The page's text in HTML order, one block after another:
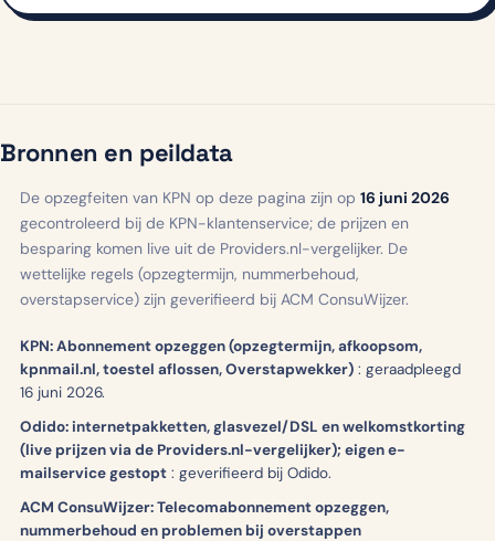
Bronnen en peildata
De opzegfeiten van KPN op deze pagina zijn op 16 juni 2026
gecontroleerd bij de KPN-klantenservice; de prijzen en
besparing komen live uit de Providers.nl-vergelijker. De
wettelijke regels (opzegtermijn, nummerbehoud,
overstapservice) zijn geverifieerd bij ACM ConsuWijzer.
KPN: Abonnement opzeggen (opzegtermijn, afkoopsom,
kpnmail.nl, toestel aflossen, Overstapwekker) : geraadpleegd
16 juni 2026.
Odido: internetpakketten, glasvezel/DSL en welkomstkorting
(live prijzen via de Providers.nl-vergelijker); eigen e-
mailservice gestopt : geverifieerd bij Odido.
ACM ConsuWijzer: Telecomabonnement opzeggen,
nummerbehoud en problemen bij overstappen